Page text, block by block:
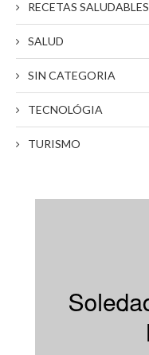
RECETAS SALUDABLES
SALUD
SIN CATEGORIA
TECNOLÓGIA
TURISMO